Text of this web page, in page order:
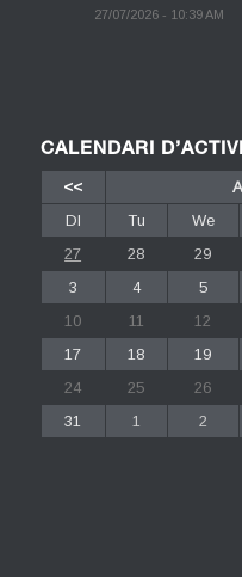
27/07/2026 - 10:39 AM
CALENDARI
<<
Dl
Tu We
27
28 29
3
4 5
10
11 12
17
18 19
24
25 26
31
1 2